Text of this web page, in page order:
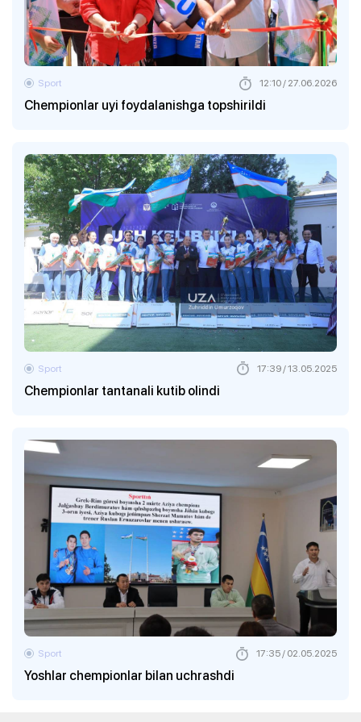
Chempionlar uyi foydalanishga topshirildi
Sport 12:10 / 27.06.2026
Chempionlar tantanali kutib olindi
Sport 17:39 / 13.05.2025
Yoshlar chempionlar bilan uchrashdi
Sport 17:35 / 02.05.2025